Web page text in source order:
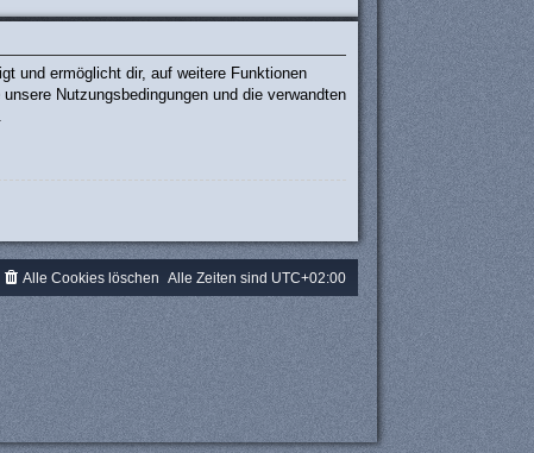
und ermöglicht dir, auf weitere Funktionen
Nutzungsbedingungen und die verwandten
Alle Zeiten sind UTC+02:00
Alle Cookies löschen